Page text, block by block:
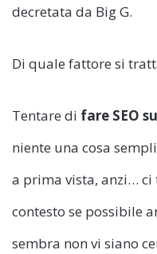
decretata da Big G.
Di quale fattore si
Tentare di fare SEO
niente una cosa
a prima vista, anzi…
contesto se possibile
sembra non vi siano